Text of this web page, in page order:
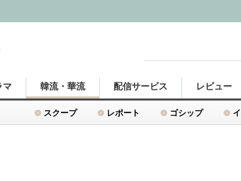
マ 韓流・華流
スクープ レポート ゴシップ
配信サービス レビュー